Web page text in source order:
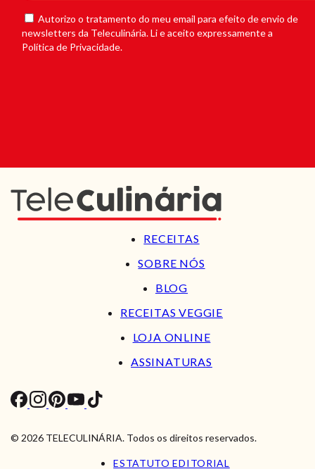
Autorizo o tratamento do meu email para efeito de envio de
newsletters da Teleculinária. Li e aceito expressamente a
Política de Privacidade.
RECEITAS
SOBRE NÓS
BLOG
RECEITAS VEGGIE
LOJA ONLINE
ASSINATURAS
© 2026 TELECULINÁRIA. Todos os direitos reservados.
ESTATUTO EDITORIAL